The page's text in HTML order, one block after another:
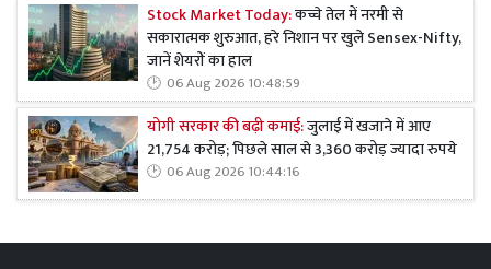
Stock Market Today:कच्चे तेल में नरमी से
सकारात्मक शुरुआत, हरे निशान पर खुले Sensex-Nifty,
जानें शेयरों का हाल
06 Aug 2026 10:48:59
योगी सरकार की बढ़ी कमाई:जुलाई में खजाने में आए
21,754 करोड़; पिछले साल से 3,360 करोड़ ज्यादा रुपये
06 Aug 2026 10:44:16